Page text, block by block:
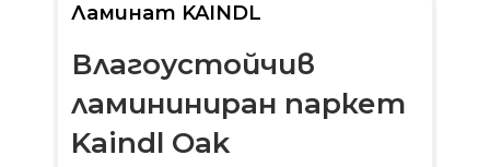
Ламинат KAINDL
Влагоустойчив
ламининиран паркет
Kaindl Oak